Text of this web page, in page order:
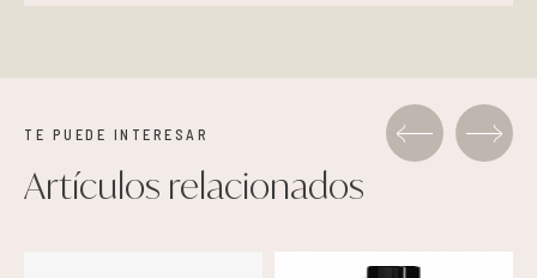
TE PUEDE INTERESAR
Artículos relacionados